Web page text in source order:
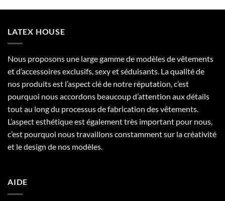
LATEX HOUSE
Nous proposons une large gamme de modèles de vêtements
et d’accessoires exclusifs, sexy et séduisants. La qualité de
nos produits est l’aspect clé de notre réputation, c’est
pourquoi nous accordons beaucoup d’attention aux détails
tout au long du processus de fabrication des vêtements.
L’aspect esthétique est également très important pour nous,
c’est pourquoi nous travaillons constamment sur la créativité
et le design de nos modèles.
AIDE